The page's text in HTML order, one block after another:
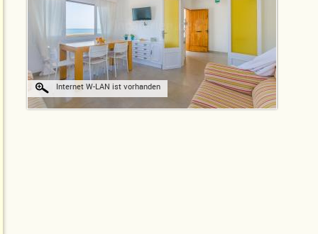
Internet W-LAN ist vorhanden